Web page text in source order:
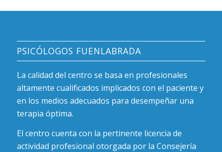
PSICÓLOGOS FUENLABRADA
La calidad del centro se basa en profesionales
altamente cualificados implicados con el paciente y
en los medios adecuados para desempeñar una
terapia óptima.
El centro cuenta con la pertinente licencia de
actividad profesional otorgada por la Consejería